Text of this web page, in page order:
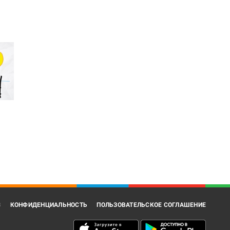
КОНФИДЕНЦИАЛЬНОСТЬ ПОЛЬЗОВАТЕЛЬСКОЕ СОГЛАШЕНИЕ